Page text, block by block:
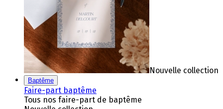
Nouvelle collection
Baptême
Faire-part baptême
Tous nos faire-part de baptême